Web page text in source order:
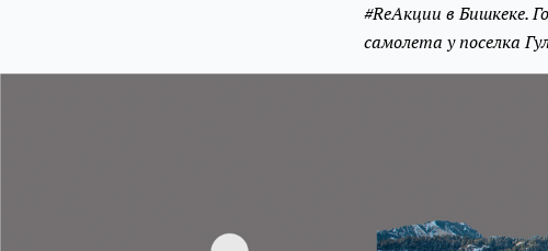
#ReАкции в Бишкеке.
самолета у поселка